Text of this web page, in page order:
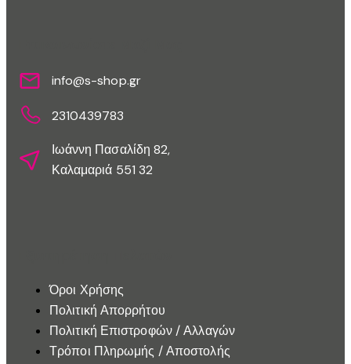
info@s-shop.gr
2310439783
Ιωάννη Πασαλίδη 82,
Καλαμαριά 551 32
Όροι Χρήσης
Πολιτική Απορρήτου
Πολιτική Επιστροφών / Αλλαγών
Τρόποι Πληρωμής / Αποστολής